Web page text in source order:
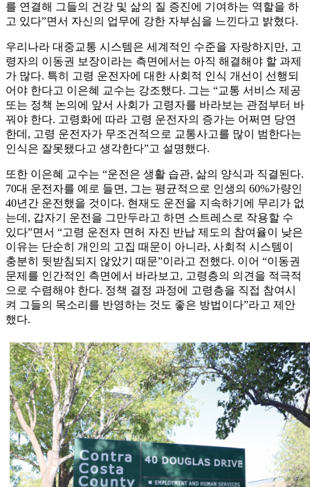
를 연결해 그들의 건강 및 삶의 질 증진에 기여하는 역할을 하
고 있다”면서 자신의 업무에 강한 자부심을 느낀다고 밝혔다.
우리나라 대중교통 시스템은 세계적인 수준을 자랑하지만, 고
령자의 이동권 보장이라는 측면에서는 아직 해결해야 할 과제
가 많다. 특히 고령 운전자에 대한 사회적 인식 개선이 선행되
어야 한다고 이은혜 교수는 강조했다. 그는 “교통 서비스 제공
또는 정책 논의에 앞서 사회가 고령자를 바라보는 관점부터 바
꿔야 한다. 고령화에 따라 고령 운전자의 증가는 어쩌면 당연
한데, 고령 운전자가 무조건적으로 교통사고를 많이 범한다는
인식은 잘못됐다고 생각한다”고 설명했다.
또한 이은혜 교수는 “운전은 생활 습관, 삶의 양식과 직결된다.
70대 운전자를 예로 들면, 그는 평균적으로 인생의 60%가량인
40년간 운전했을 것이다. 현재도 운전을 지속하기에 무리가 없
는데, 갑자기 운전을 그만두라고 하면 스트레스로 작용할 수
있다”면서 “고령 운전자 면허 자진 반납 제도의 참여율이 낮은
이유는 단순히 개인의 고집 때문이 아니라, 사회적 시스템이
충분히 뒷받침되지 않았기 때문”이라고 전했다. 이어 “이동권
문제를 인간적인 측면에서 바라보고, 고령층의 의견을 적극적
으로 수렴해야 한다. 정책 결정 과정에 고령층을 직접 참여시
켜 그들의 목소리를 반영하는 것도 좋은 방법이다”라고 제안
했다.